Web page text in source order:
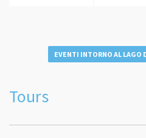
EVENTI INTORNO AL LAGO
Tours